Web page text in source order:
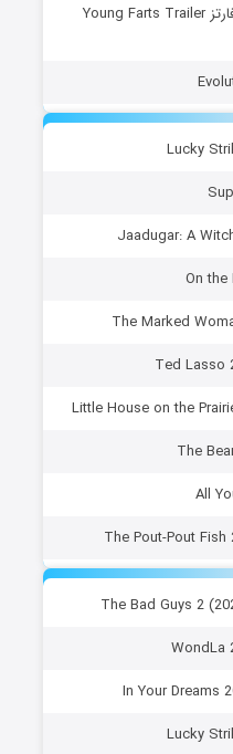
دانلود مستند قطعات تریلر یانگ فارتز Young Farts Trailer